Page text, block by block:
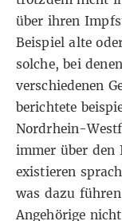
über ihren
Beispiel alte
solche, bei
verschiedenen
berichtete
Nordrhein-
immer über den
existieren
was dazu
Angehörige